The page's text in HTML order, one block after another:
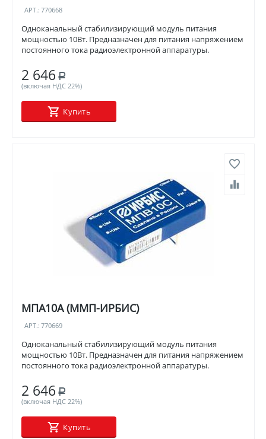
АРТ.: 770668
Одноканальный стабилизирующий модуль питания
мощностью 10Вт. Предназначен для питания напряжением
постоянного тока радиоэлектронной аппаратуры.
2 646 Р
(включая НДС 22%)
Купить
МПА10А (ММП-ИРБИС)
АРТ.: 770669
Одноканальный стабилизирующий модуль питания
мощностью 10Вт. Предназначен для питания напряжением
постоянного тока радиоэлектронной аппаратуры.
2 646 Р
(включая НДС 22%)
Купить